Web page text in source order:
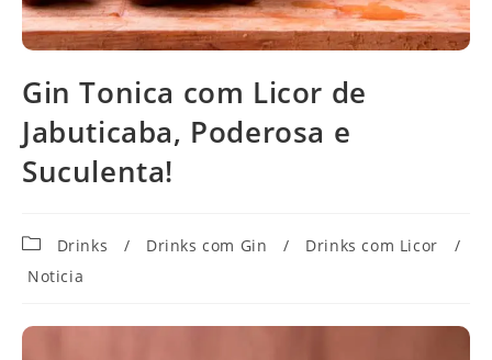
Gin Tonica com Licor de
Jabuticaba, Poderosa e
Suculenta!
Categoria
post:
Drinks / Drinks com Gin / Drinks com Licor
/
Noticia